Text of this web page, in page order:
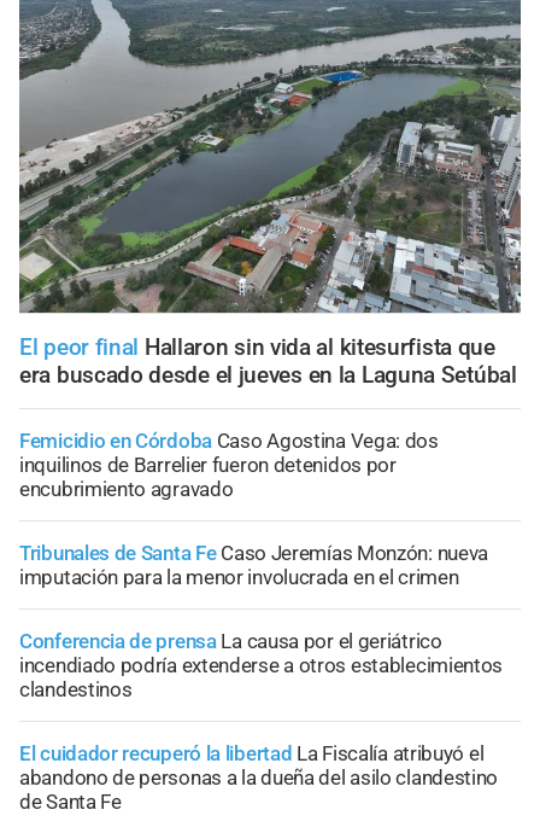
El peor final Hallaron sin vida al kitesurfista que
era buscado desde el jueves en la Laguna Setúbal
Femicidio en Córdoba Caso Agostina Vega: dos
inquilinos de Barrelier fueron detenidos por
encubrimiento agravado
Tribunales de Santa Fe Caso Jeremías Monzón: nueva
imputación para la menor involucrada en el crimen
Conferencia de prensa La causa por el geriátrico
incendiado podría extenderse a otros establecimientos
clandestinos
El cuidador recuperó la libertad La Fiscalía atribuyó el
abandono de personas a la dueña del asilo clandestino
de Santa Fe